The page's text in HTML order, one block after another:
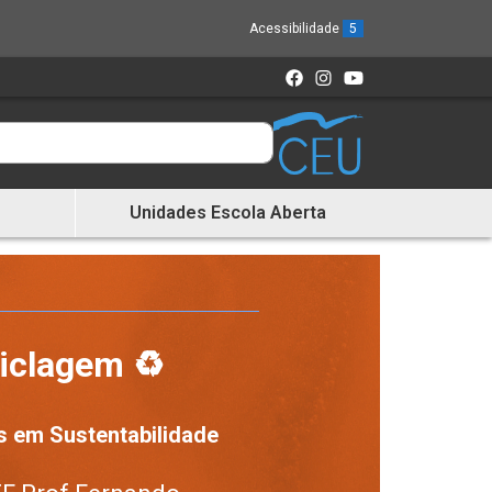
Acessibilidade 5
Unidades Escola Aberta
♻️
em Sustentabilidade